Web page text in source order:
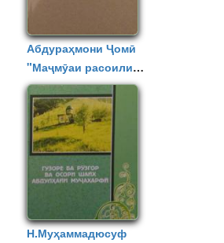
Абдураҳмони Ҷомӣ
"Маҷмӯаи расоили
манзума"
Н.Муҳаммадюсуф